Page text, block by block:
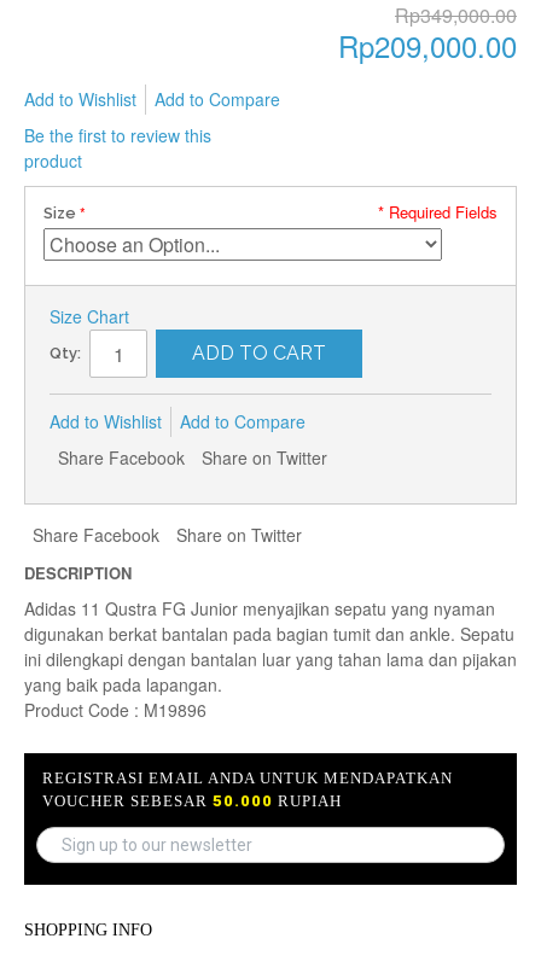
Rp349,000.00
Rp209,000.00
Add to Wishlist
Add to Compare
Be the first to review this
product
Size * Required Fields
Size Chart
Qty: ADD TO CART
Add to Wishlist
Add to Compare
Share Facebook
Share on Twitter
Share Facebook Share on Twitter
DESCRIPTION
Adidas 11 Qustra FG Junior menyajikan sepatu yang nyaman
digunakan berkat bantalan pada bagian tumit dan ankle. Sepatu
ini dilengkapi dengan bantalan luar yang tahan lama dan pijakan
yang baik pada lapangan.
Product Code : M19896
REGISTRASI EMAIL ANDA UNTUK MENDAPATKAN
VOUCHER SEBESAR 50.000 RUPIAH
SHOPPING INFO